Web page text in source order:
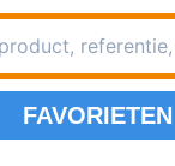
FAVORIETEN